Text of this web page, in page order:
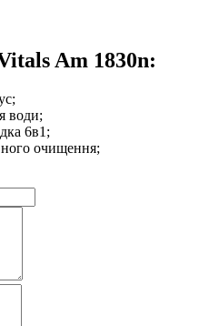
Am 1830n:
води;
6в1;
очищення;